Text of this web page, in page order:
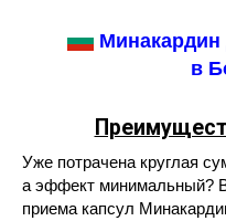
Минакардин
в
Уже потрачена круглая
а эффект минимальный?
приема капсул